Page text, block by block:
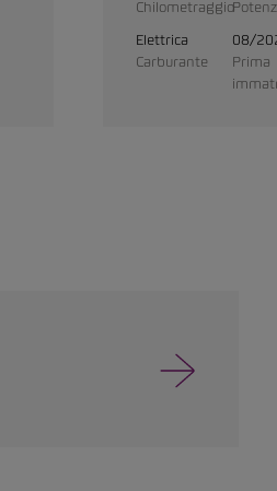
Chilometraggio
Elettrica
Carburante
08/
Prima